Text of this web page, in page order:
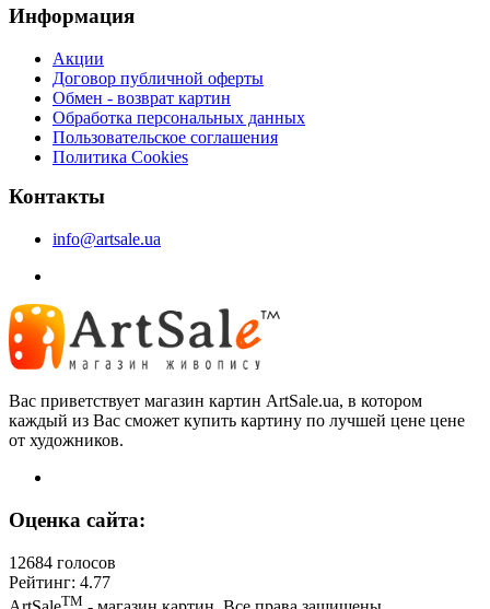
Информация
Акции
Договор публичной оферты
Обмен - возврат картин
Обработка персональных данных
Пользовательское соглашения
Политика Cookies
Контакты
info@artsale.ua
Вас приветствует магазин картин ArtSale.ua, в котором
каждый из Вас сможет купить картину по лучшей цене цене
от художников.
Оценка сайта:
12684 голосов
Рейтинг: 4.77
ТМ